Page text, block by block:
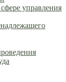
управления